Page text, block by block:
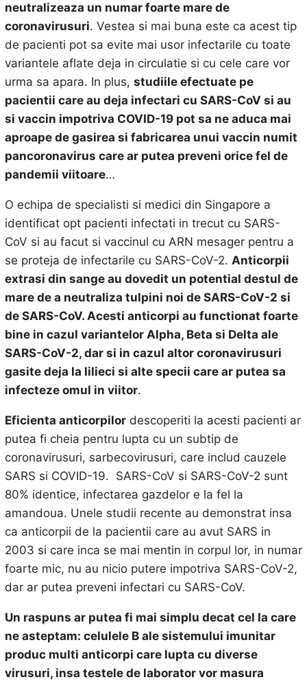
neutralizeaza un numar foarte mare de
coronavirusuri. Vestea si mai buna este ca acest tip
de pacienti pot sa evite mai usor infectarile cu toate
variantele aflate deja in circulatie si cu cele care vor
urma sa apara. In plus, studiile efectuate pe
pacientii care au deja infectari cu SARS-CoV si au
si vaccin impotriva COVID-19 pot sa ne aduca mai
aproape de gasirea si fabricarea unui vaccin numit
pancoronavirus care ar putea preveni orice fel de
pandemii viitoare…
O echipa de specialisti si medici din Singapore a
identificat opt pacienti infectati in trecut cu SARS-
CoV si au facut si vaccinul cu ARN mesager pentru a
se proteja de infectarile cu SARS-CoV-2. Anticorpii
extrasi din sange au dovedit un potential destul de
mare de a neutraliza tulpini noi de SARS-CoV-2 si
de SARS-CoV. Acesti anticorpi au functionat foarte
bine in cazul variantelor Alpha, Beta si Delta ale
SARS-CoV-2, dar si in cazul altor coronavirusuri
gasite deja la lilieci si alte specii care ar putea sa
infecteze omul in viitor.
Eficienta anticorpilordescoperiti la acesti pacienti ar
putea fi cheia pentru lupta cu un subtip de
coronavirusuri, sarbecovirusuri, care includ cauzele
SARS si COVID-19. SARS-CoV si SARS-CoV-2 sunt
80% identice, infectarea gazdelor e la fel la
amandoua. Unele studii recente au demonstrat insa
ca anticorpii de la pacientii care au avut SARS in
2003 si care inca se mai mentin in corpul lor, in numar
foarte mic, nu au nicio putere impotriva SARS-CoV-2,
dar ar putea preveni infectari cu SARS-CoV.
Un raspuns ar putea fi mai simplu decat cel la care
ne asteptam: celulele B ale sistemului imunitar
produc multi anticorpi care lupta cu diverse
virusuri, insa testele de laborator vor masura